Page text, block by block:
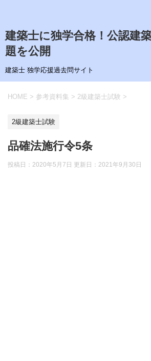
建築士に独学合格！公認建
題を公開
建築士 独学応援過去問サイト
HOME > 参考資料集 > 2級建築士試験 >
2級建築士試験
品確法施行令5条
投稿日：2020年5月7日 更新日： 2021年9月30日